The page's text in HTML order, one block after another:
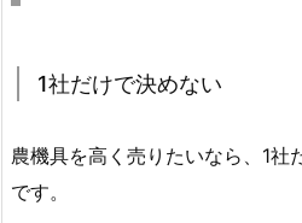
1社だけで決めない
農機具を高く売りたいなら、1社
です。